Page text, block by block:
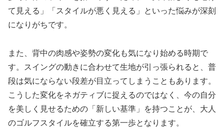
て見える」「スタイルが悪く見える」といった悩みが深刻
になりがちです。
また、背中の肉感や姿勢の変化も気になり始める時期で
す。スイングの動きに合わせて生地が引っ張られると、普
段は気にならない段差が目立ってしまうこともあります。
こうした変化をネガティブに捉えるのではなく、今の自分
を美しく見せるための「新しい基準」を持つことが、大人
のゴルフスタイルを確立する第一歩となります。